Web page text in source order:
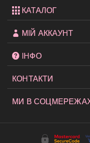
КАТАЛОГ
МІЙ АККАУНТ
ІНФО
КОНТАКТИ
МИ В